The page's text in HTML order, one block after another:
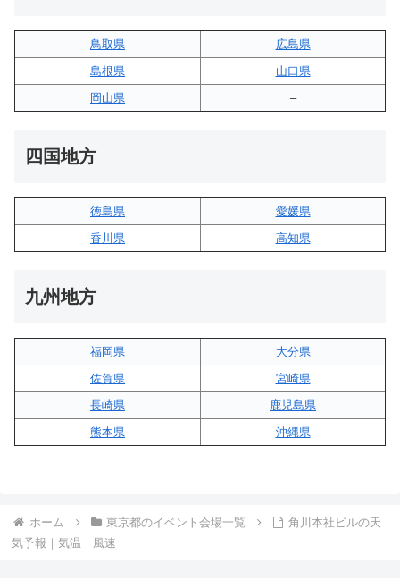
鳥取県
広島県
島根県
山口県
岡山県
–
四国地方
徳島県
愛媛県
香川県
高知県
九州地方
福岡県
大分県
佐賀県
宮崎県
長崎県
鹿児島県
熊本県
沖縄県
ホーム 東京都のイベント会場一覧
角川本社ビルの天
気予報｜気温｜風速